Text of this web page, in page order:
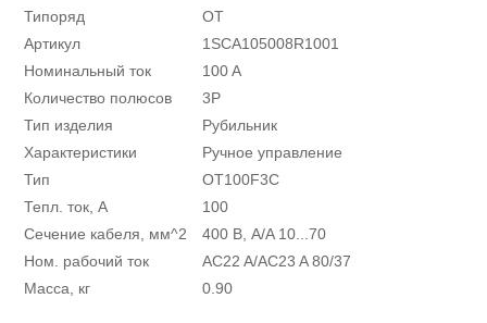
Типоряд
OT
Артикул
1SCA105008R1001
Номинальный ток
100 A
Количество полюсов
3P
Тип изделия
Рубильник
Характеристики
Ручное управление
Тип
OT100F3C
Тепл. ток, А
100
Сечение кабеля, мм^2
400 В, A/A 10...70
Ном. рабочий ток
AC22 A/AC23 A 80/37
Масса, кг
0.90